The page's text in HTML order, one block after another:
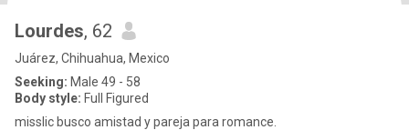
Lourdes, 62
Juárez, Chihuahua, Mexico
Seeking: Male 49 - 58
Body style: Full Figured
misslic busco amistad y pareja para romance.